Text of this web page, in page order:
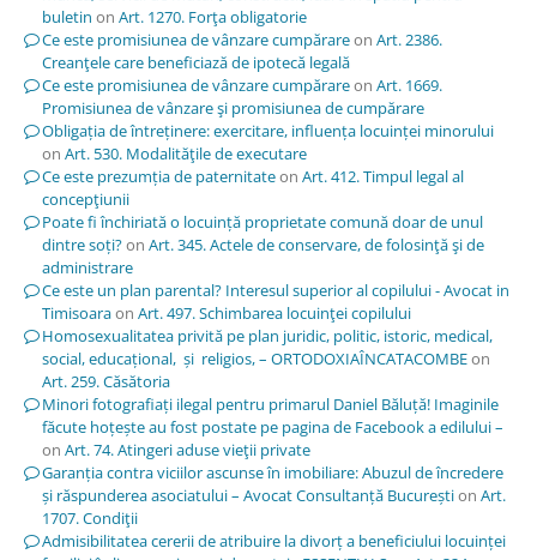
buletin on Art. 1270. Forţa obligatorie
Ce este promisiunea de vânzare cumpărareon Art. 2386.
Creanţele care beneficiază de ipotecă legală
Ce este promisiunea de vânzare cumpărareon Art. 1669.
Promisiunea de vânzare şi promisiunea de cumpărare
Obligația de întreținere: exercitare, influența locuinței minorului
on Art. 530. Modalităţile de executare
Ce este prezumția de paternitateon Art. 412. Timpul legal al
concepţiunii
Poate fi închiriată o locuință proprietate comună doar de unul
dintre soți?on Art. 345. Actele de conservare, de folosinţă şi de
administrare
Ce este un plan parental? Interesul superior al copilului - Avocat in
Timisoaraon Art. 497. Schimbarea locuinţei copilului
Homosexualitatea privită pe plan juridic, politic, istoric, medical,
social, educațional, și religios, – ORTODOXIAÎNCATACOMBEon
Art. 259. Căsătoria
Minori fotografiați ilegal pentru primarul Daniel Băluță! Imaginile
făcute hoțește au fost postate pe pagina de Facebook a edilului –
on Art. 74. Atingeri aduse vieţii private
Garanția contra viciilor ascunse în imobiliare: Abuzul de încredere
și răspunderea asociatului – Avocat Consultanță Bucureștion Art.
1707. Condiţii
Admisibilitatea cererii de atribuire la divorț a beneficiului locuinței